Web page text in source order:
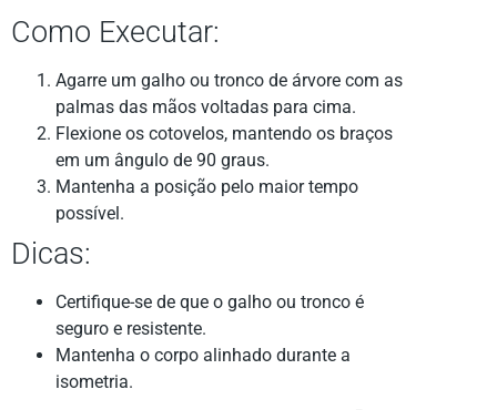
Como Executar:
Agarre um galho ou tronco de árvore com as
palmas das mãos voltadas para cima.
Flexione os cotovelos, mantendo os braços
em um ângulo de 90 graus.
Mantenha a posição pelo maior tempo
possível.
Dicas:
Certifique-se de que o galho ou tronco é
seguro e resistente.
Mantenha o corpo alinhado durante a
isometria.